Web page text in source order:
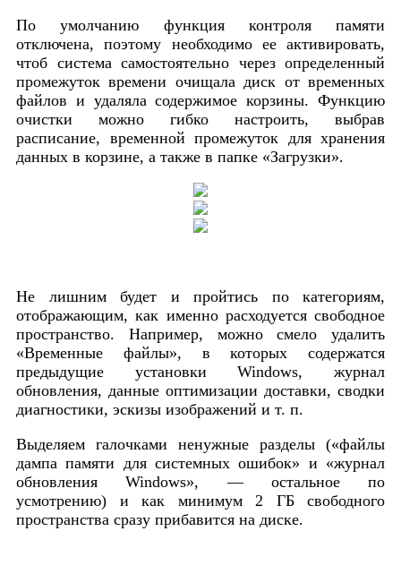
По умолчанию функция контроля памяти
отключена, поэтому необходимо ее активировать,
чтоб система самостоятельно через определенный
промежуток времени очищала диск от временных
файлов и удаляла содержимое корзины. Функцию
очистки можно гибко настроить, выбрав
расписание, временной промежуток для хранения
данных в корзине, а также в папке «Загрузки».
Не лишним будет и пройтись по категориям,
отображающим, как именно расходуется свободное
пространство. Например, можно смело удалить
«Временные файлы», в которых содержатся
предыдущие установки Windows, журнал
обновления, данные оптимизации доставки, сводки
диагностики, эскизы изображений и т. п.
Выделяем галочками ненужные разделы («файлы
дампа памяти для системных ошибок» и «журнал
обновления Windows», — остальное по
усмотрению) и как минимум 2 ГБ свободного
пространства сразу прибавится на диске.